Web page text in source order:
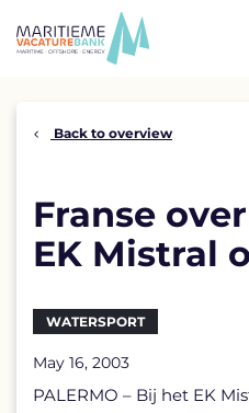
Back to overview
Franse
EK Mistral
WATERSPORT
May 16, 2003
PALERMO – Bij het EK